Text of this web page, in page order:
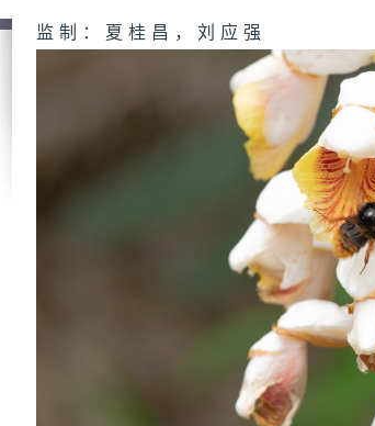
监制：夏桂昌，刘应强